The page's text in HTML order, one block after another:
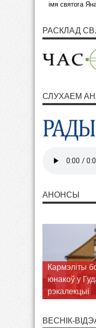
імя святога
РАСКЛАД
СЛУХАЕМ
АНОНСЫ
Кармэліты
юнакоў у
рэкалекцыі
ВЕСНІК-